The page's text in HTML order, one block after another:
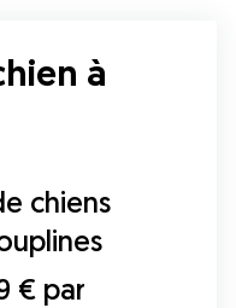
à
chiens
€ par